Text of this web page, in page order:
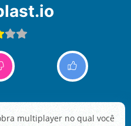
multiplayer no qual você